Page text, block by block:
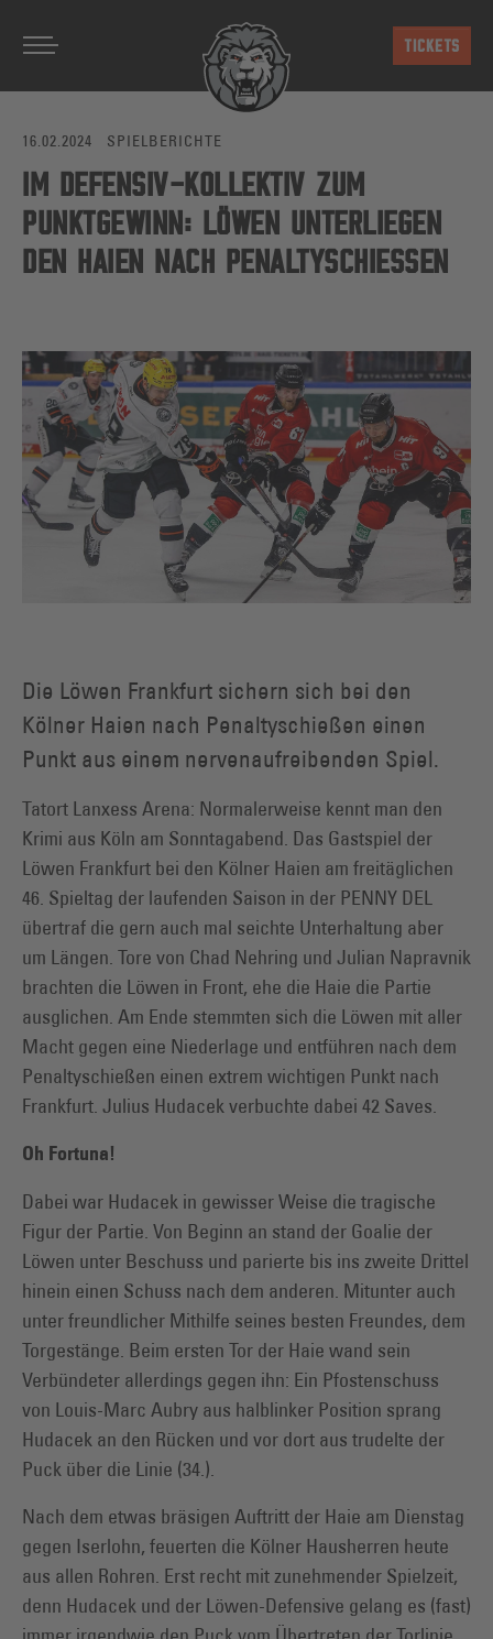
TICKETS
16.02.2024 SPIELBERICHTE
IM DEFENSIV-KOLLEKTIV ZUM
PUNKTGEWINN: LÖWEN UNTERLIEGEN
DEN HAIEN NACH PENALTYSCHIESSEN
Die Löwen Frankfurt sichern sich bei den
Kölner Haien nach Penaltyschießen einen
Punkt aus einem nervenaufreibenden Spiel.
Tatort Lanxess Arena: Normalerweise kennt man den
Krimi aus Köln am Sonntagabend. Das Gastspiel der
Löwen Frankfurt bei den Kölner Haien am freitäglichen
46. Spieltag der laufenden Saison in der PENNY DEL
übertraf die gern auch mal seichte Unterhaltung aber
um Längen. Tore von Chad Nehring und Julian Napravnik
brachten die Löwen in Front, ehe die Haie die Partie
ausglichen. Am Ende stemmten sich die Löwen mit aller
Macht gegen eine Niederlage und entführen nach dem
Penaltyschießen einen extrem wichtigen Punkt nach
Frankfurt. Julius Hudacek verbuchte dabei 42 Saves.
Oh Fortuna!
Dabei war Hudacek in gewisser Weise die tragische
Figur der Partie. Von Beginn an stand der Goalie der
Löwen unter Beschuss und parierte bis ins zweite Drittel
hinein einen Schuss nach dem anderen. Mitunter auch
unter freundlicher Mithilfe seines besten Freundes, dem
Torgestänge. Beim ersten Tor der Haie wand sein
Verbündeter allerdings gegen ihn: Ein Pfostenschuss
von Louis-Marc Aubry aus halblinker Position sprang
Hudacek an den Rücken und vor dort aus trudelte der
Puck über die Linie (34.).
Nach dem etwas bräsigen Auftritt der Haie am Dienstag
gegen Iserlohn, feuerten die Kölner Hausherren heute
aus allen Rohren. Erst recht mit zunehmender Spielzeit,
denn Hudacek und der Löwen-Defensive gelang es (fast)